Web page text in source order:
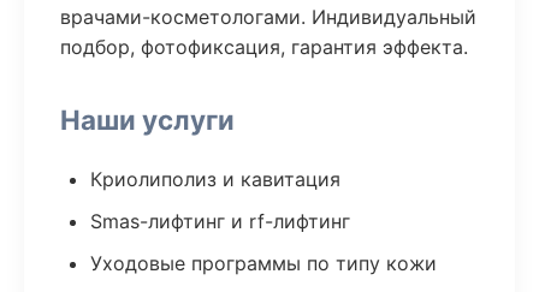
врачами-косметологами. Индивидуальный
подбор, фотофиксация, гарантия эффекта.
Наши услуги
Криолиполиз и кавитация
Smas-лифтинг и rf-лифтинг
Уходовые программы по типу кожи